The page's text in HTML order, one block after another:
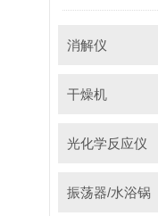
消解仪
干燥机
光化学反应仪
振荡器/水浴锅